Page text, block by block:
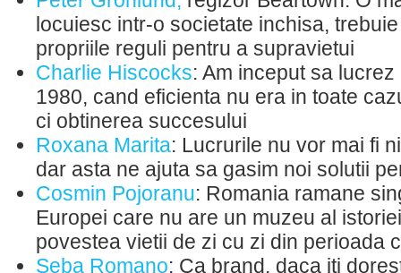
locuiesc intr-o societate inchisa,
propriile reguli pentru a supravietui
Charlie Hiscocks: Am inceput sa
1980, cand eficienta nu era in toate
ci obtinerea succesului
Roxana Marita: Lucrurile nu vor mai fi
dar asta ne ajuta sa gasim noi solutii
Cosmin Pojoranu: Romania ramane
Europei care nu are un muzeu al
povestea vietii de zi cu zi din perioada
Seba Romano: Ca brand, daca iti